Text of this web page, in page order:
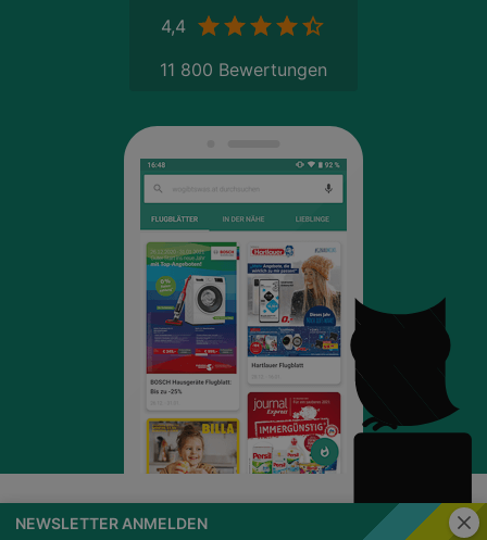
NEWSLETTER ANMELDEN
4,4
11 800 Bewertungen
wogibtswas.at Impressum